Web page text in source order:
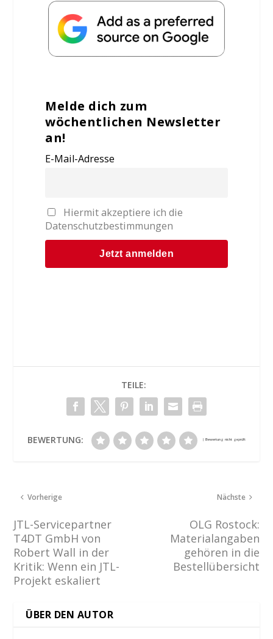
Melde dich zum
wöchentlichen Newsletter
an!
E-Mail-Adresse
Hiermit akzeptiere ich die
Datenschutzbestimmungen
TEILE:
BEWERTUNG:
Vorherige
JTL-Servicepartner
T4DT GmbH von
Robert Wall in der
Kritik: Wenn ein JTL-
Projekt eskaliert
Nächste
OLG Rostock:
Materialangaben
gehören in die
Bestellübersicht
ÜBER DEN AUTOR